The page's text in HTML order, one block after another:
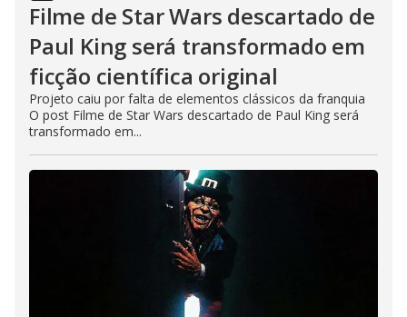
Filme de Star Wars descartado de
Paul King será transformado em
ficção científica original
Projeto caiu por falta de elementos clássicos da franquia
O post Filme de Star Wars descartado de Paul King será
transformado em...